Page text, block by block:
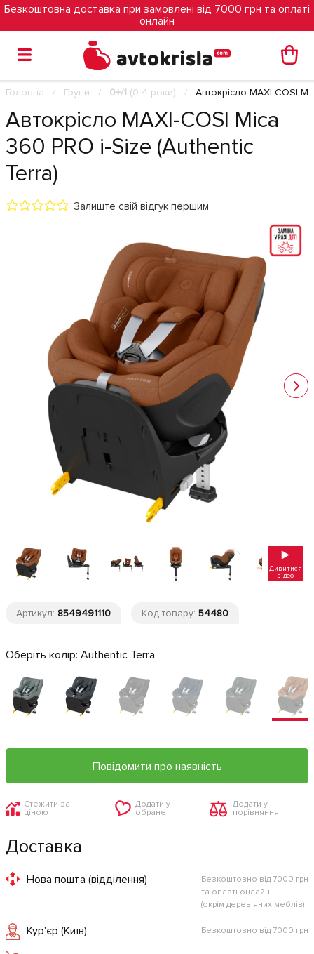
Безкоштовна доставка при замовлені від 7000 грн та оплаті
онлайн
Головна Групи 0+/1 (0-4 роки) Автокрісло MAXI-COSI
Автокрісло MAXI-COSI Mica
360 PRO i-Size (Authentic
Terra)
Залиште свій відгук першим
Дивитися
відео
Артикул: 8549491110 Код товару: 54480
Оберіть колір: Authentic Terra
Повідомити про наявність
Стежити за
ціною
Додати у
обране
Додати у
порівняння
Доставка
Нова пошта (відділення)
Безкоштовно від 7000 грн
та оплаті онлайн
(окрім дерев'яних меблів)
Кур'єр (Київ) Безкоштовно від 7000 грн